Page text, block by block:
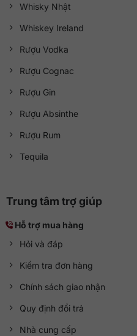
Whisky Nhật
Whiskey Ireland
Rượu Vodka
Rượu Cognac
Rượu Gin
Rượu Absinthe
Rượu Rum
Tequila
Trung tâm trợ giúp
Hỗ trợ mua hàng
Hỏi và đáp
Kiểm tra đơn hàng
Chính sách giao nhận
Quy định đổi trả
Nhà cung cấp